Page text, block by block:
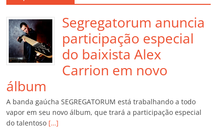
Segregatorum anuncia
participação especial
do baixista Alex
Carrion em novo
álbum
A banda gaúcha SEGREGATORUM está trabalhando a todo
vapor em seu novo álbum, que trará a participação especial
do talentoso […]